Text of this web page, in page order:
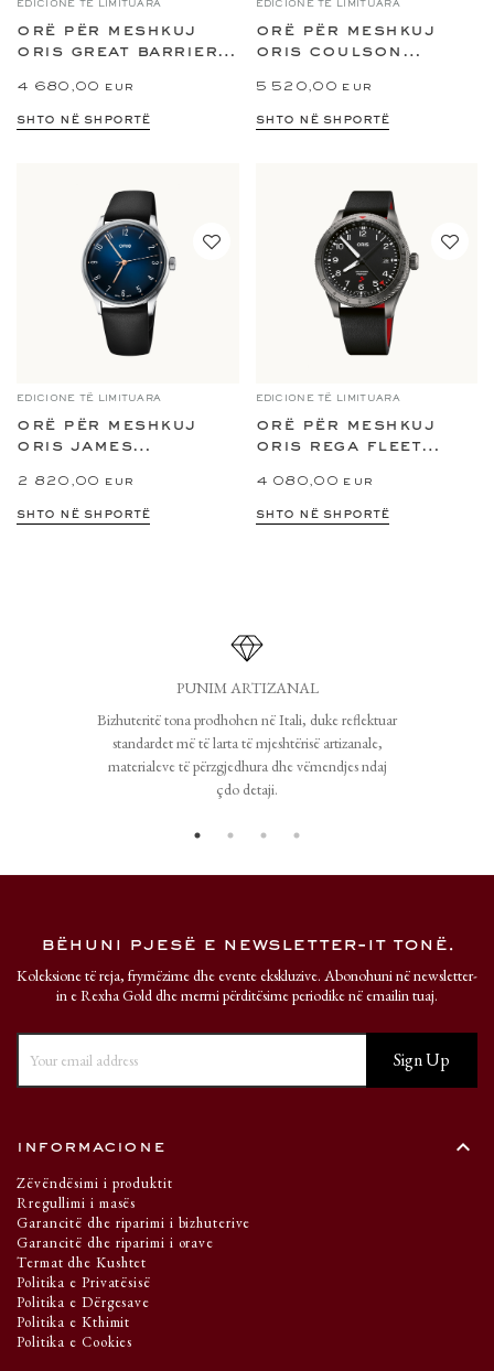
EDICIONE TË LIMITUARA
orë për meshkuj
oris great barrier
4 680,00 eur
shto në shportë
EDICIONE TË LIMITUARA
orë për meshkuj
oris coulson
5 520,00 eur
shto në shportë
EDICIONE TË LIMITUARA
orë për meshkuj
oris james
of...
2 820,00 eur
shto në shportë
EDICIONE TË LIMITUARA
orë për meshkuj
oris rega fleet
4 080,00 eur
shto në shportë
PUNIM ARTIZANAL
Bizhuteritë tona prodhohen në Itali, duke reflektuar
standardet më të larta të mjeshtërisë artizanale,
materialeve të përzgjedhura dhe vëmendjes ndaj
çdo detaji.
bëhuni pjesë e newsletter-it tonë.
Koleksione të reja, frymëzime dhe evente ekskluzive. Abonohuni në newsletter-
in e Rexha Gold dhe merrni përditësime periodike në emailin tuaj.
informacione keyboard_arrow_up
Zëvëndësimi i produktit
Rregullimi i masës
Garancitë dhe riparimi i bizhuterive
Garancitë dhe riparimi i orave
Termat dhe Kushtet
Politika e Privatësisë
Politika e Dërgesave
Politika e Kthimit
Politika e Cookies